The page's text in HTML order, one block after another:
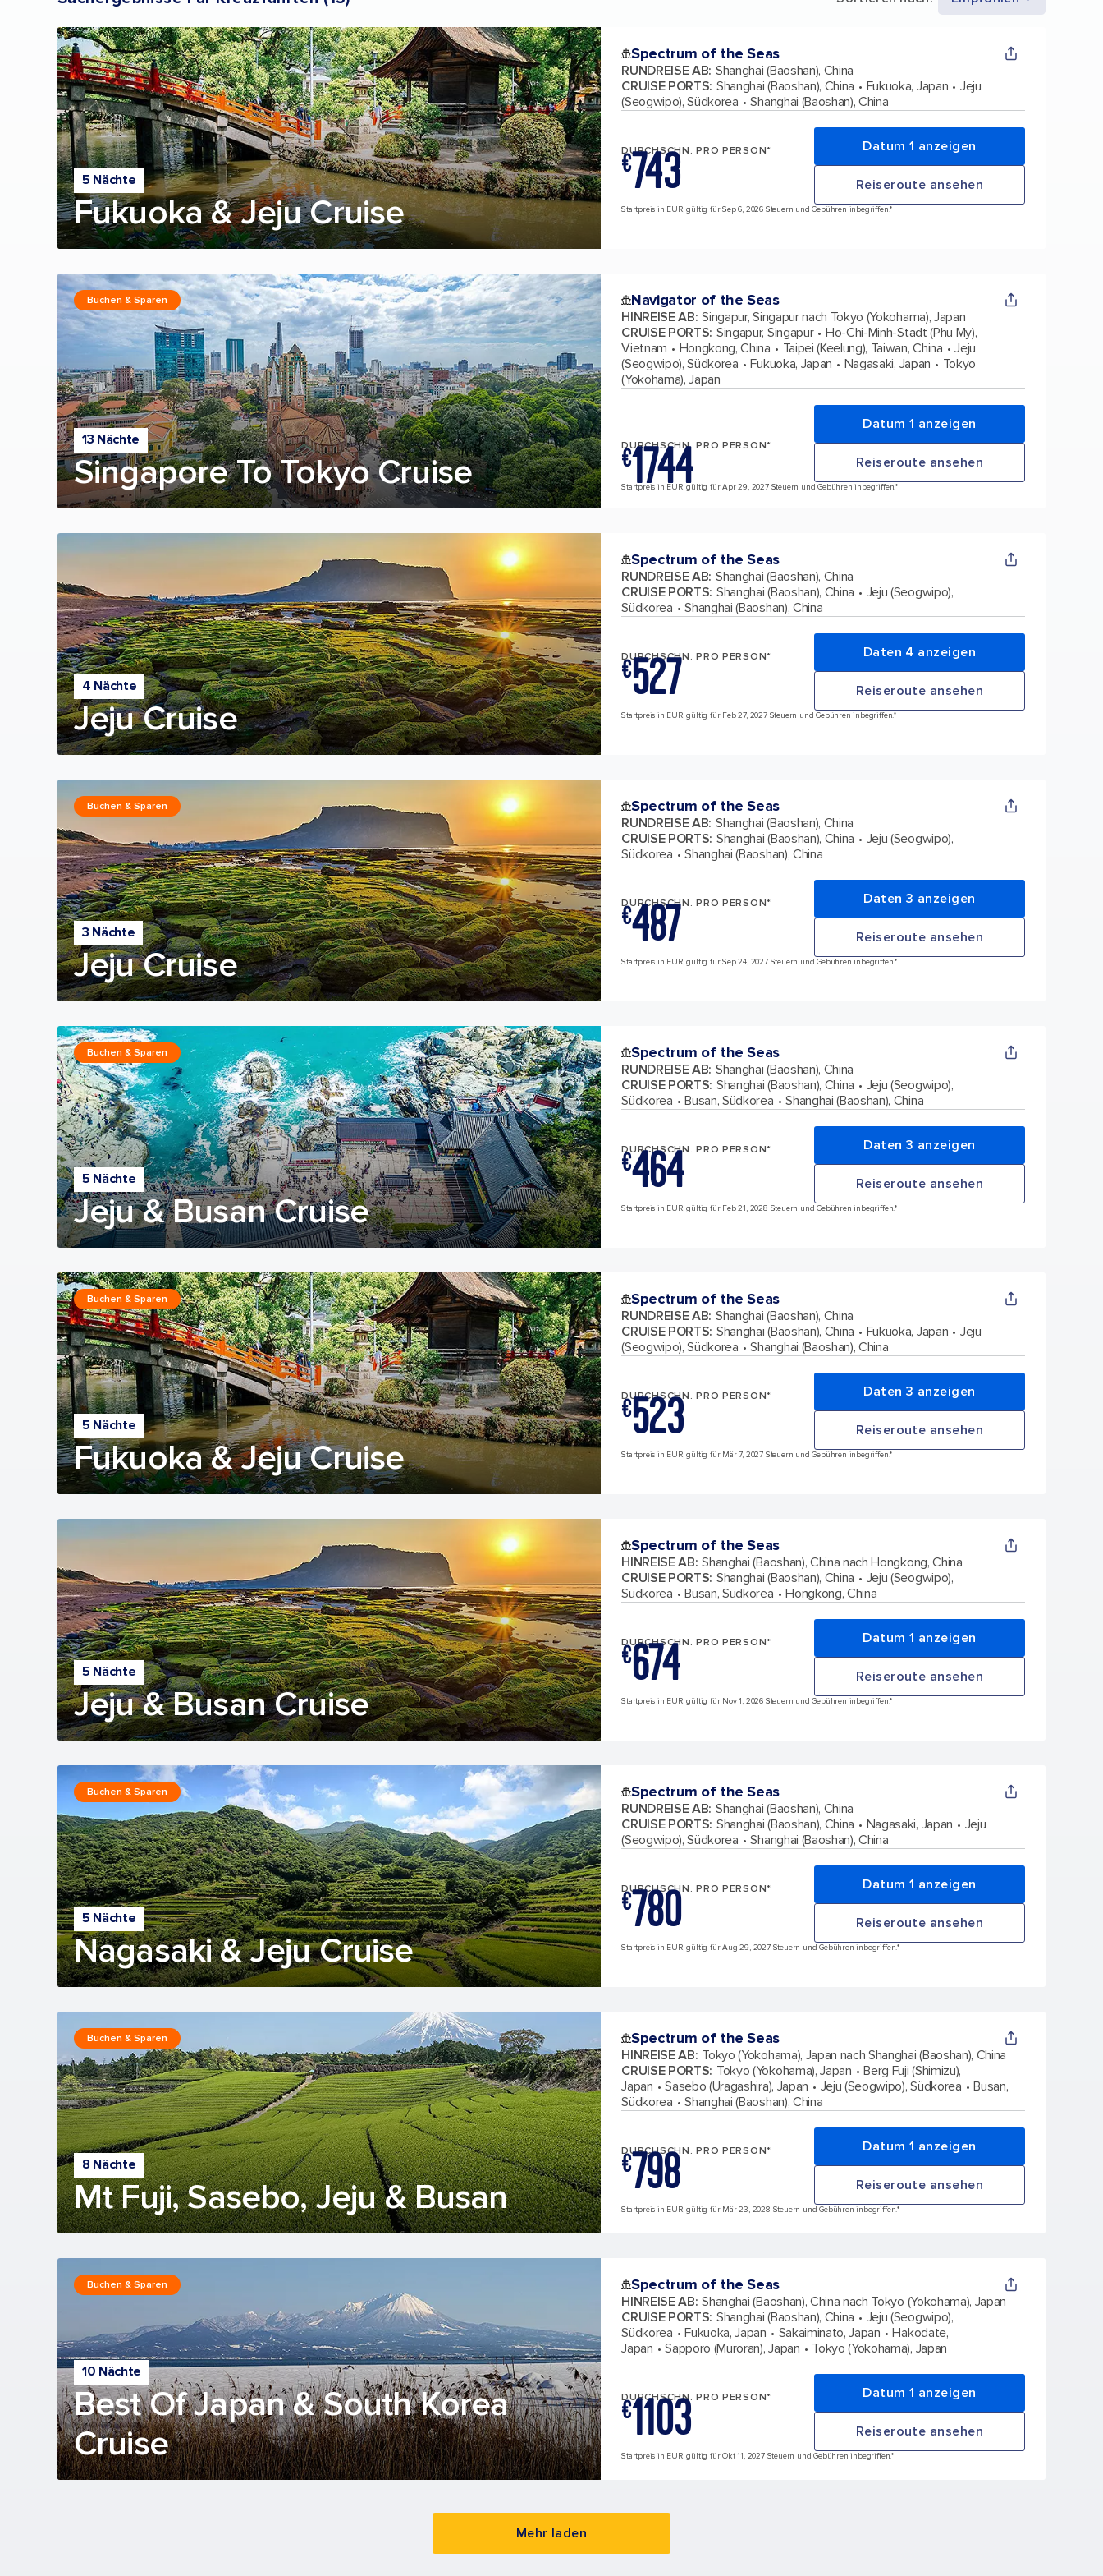
5 Nächte
Fukuoka & Jeju Cruise
Spectrum of the Seas
RUNDREISE AB: Shanghai (Baoshan), China
CRUISE PORTS: Shanghai (Baoshan), China Fukuoka, Japan
Jeju
(Seogwipo), Südkorea
Shanghai (Baoshan), China
DURCHSCHN. PRO PERSON*
€743 Datum 1 anzeigen
Reiseroute ansehen
Startpreis in EUR, gültig für Sep 6, 2026 Steuern und Gebühren inbegriffen.*
13 Nächte
Singapore To Tokyo Cruise
Buchen & Sparen Navigator of the Seas
HINREISE AB: Singapur, Singapur nach Tokyo (Yokohama), Japan
CRUISE PORTS: Singapur, Singapur
Ho-Chi-Minh-Stadt (Phu My),
Vietnam
Hongkong, China Taipei (Keelung), Taiwan, China
Jeju
(Seogwipo), Südkorea
Fukuoka, Japan Nagasaki, Japan
Tokyo
(Yokohama), Japan
DURCHSCHN. PRO PERSON*
€1744
Datum 1 anzeigen
Reiseroute ansehen
Startpreis in EUR, gültig für Apr 29, 2027 Steuern und Gebühren inbegriffen.*
4 Nächte
Jeju Cruise
Spectrum of the Seas
RUNDREISE AB: Shanghai (Baoshan), China
CRUISE PORTS: Shanghai (Baoshan), China
Jeju (Seogwipo),
Südkorea
Shanghai (Baoshan), China
DURCHSCHN. PRO PERSON*
€527 Daten 4 anzeigen
Reiseroute ansehen
Startpreis in EUR, gültig für Feb 27, 2027 Steuern und Gebühren inbegriffen.*
3 Nächte
Jeju Cruise
Buchen & Sparen Spectrum of the Seas
RUNDREISE AB: Shanghai (Baoshan), China
CRUISE PORTS: Shanghai (Baoshan), China
Jeju (Seogwipo),
Südkorea
Shanghai (Baoshan), China
DURCHSCHN. PRO PERSON*
€487 Daten 3 anzeigen
Reiseroute ansehen
Startpreis in EUR, gültig für Sep 24, 2027 Steuern und Gebühren inbegriffen.*
5 Nächte
Jeju & Busan Cruise
Buchen & Sparen Spectrum of the Seas
RUNDREISE AB: Shanghai (Baoshan), China
CRUISE PORTS: Shanghai (Baoshan), China
Jeju (Seogwipo),
Südkorea
Busan, Südkorea Shanghai (Baoshan), China
DURCHSCHN. PRO PERSON*
€464 Daten 3 anzeigen
Reiseroute ansehen
Startpreis in EUR, gültig für Feb 21, 2028 Steuern und Gebühren inbegriffen.*
5 Nächte
Fukuoka & Jeju Cruise
Buchen & Sparen Spectrum of the Seas
RUNDREISE AB: Shanghai (Baoshan), China
CRUISE PORTS: Shanghai (Baoshan), China Fukuoka, Japan
Jeju
(Seogwipo), Südkorea
Shanghai (Baoshan), China
DURCHSCHN. PRO PERSON*
€523 Daten 3 anzeigen
Reiseroute ansehen
Startpreis in EUR, gültig für Mär 7, 2027 Steuern und Gebühren inbegriffen.*
5 Nächte
Jeju & Busan Cruise
Spectrum of the Seas
HINREISE AB: Shanghai (Baoshan), China nach Hongkong, China
CRUISE PORTS: Shanghai (Baoshan), China
Jeju (Seogwipo),
Südkorea
Busan, Südkorea Hongkong, China
DURCHSCHN. PRO PERSON*
€674 Datum 1 anzeigen
Reiseroute ansehen
Startpreis in EUR, gültig für Nov 1, 2026 Steuern und Gebühren inbegriffen.*
5 Nächte
Nagasaki & Jeju Cruise
Buchen & Sparen Spectrum of the Seas
RUNDREISE AB: Shanghai (Baoshan), China
CRUISE PORTS: Shanghai (Baoshan), China Nagasaki, Japan
Jeju
(Seogwipo), Südkorea
Shanghai (Baoshan), China
DURCHSCHN. PRO PERSON*
€780 Datum 1 anzeigen
Reiseroute ansehen
Startpreis in EUR, gültig für Aug 29, 2027 Steuern und Gebühren inbegriffen.*
8 Nächte
Mt Fuji, Sasebo, Jeju & Busan
Buchen & Sparen Spectrum of the Seas
HINREISE AB: Tokyo (Yokohama), Japan nach Shanghai (Baoshan), China
CRUISE PORTS: Tokyo (Yokohama), Japan
Berg Fuji (Shimizu),
Japan
Sasebo (Uragashira), Japan Jeju (Seogwipo), Südkorea
Busan,
Südkorea
Shanghai (Baoshan), China
DURCHSCHN. PRO PERSON*
€798 Datum 1 anzeigen
Reiseroute ansehen
Startpreis in EUR, gültig für Mär 23, 2028 Steuern und Gebühren inbegriffen.*
10 Nächte
Best Of Japan & South Korea
Cruise
Buchen & Sparen Spectrum of the Seas
HINREISE AB: Shanghai (Baoshan), China nach Tokyo (Yokohama), Japan
CRUISE PORTS: Shanghai (Baoshan), China
Jeju (Seogwipo),
Südkorea
Fukuoka, Japan Sakaiminato, Japan
Hakodate,
Japan
Sapporo (Muroran), Japan Tokyo (Yokohama), Japan
DURCHSCHN. PRO PERSON*
€1103 Datum 1 anzeigen
Reiseroute ansehen
Startpreis in EUR, gültig für Okt 11, 2027 Steuern und Gebühren inbegriffen.*
Mehr laden